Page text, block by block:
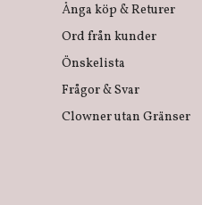
Ånga köp & Returer
Ord från kunder
Önskelista
Frågor & Svar
Clowner utan Gränser